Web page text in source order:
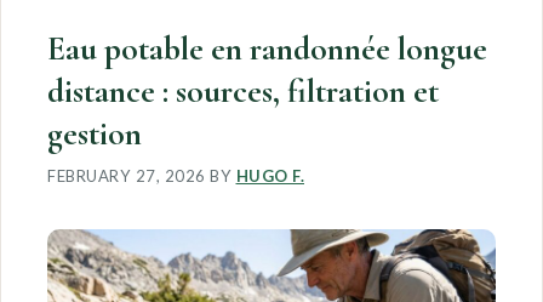
Eau potable en randonnée longue
distance : sources, filtration et
gestion
FEBRUARY 27, 2026 BY HUGO F.